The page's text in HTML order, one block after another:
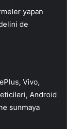
yapan
de
Vivo,
Android
sunmaya